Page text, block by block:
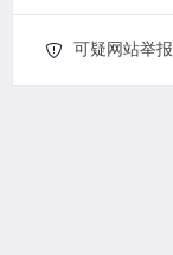
可疑网站举报